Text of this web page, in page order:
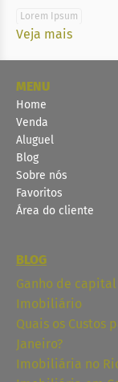
Lorem Ipsum
Veja mais
MENU
Home
Venda
Aluguel
Blog
Sobre nós
Favoritos
Área do cliente
BLOG
Ganho de
Imobiliário
Quais os Custos
Janeiro?
Imobiliária no